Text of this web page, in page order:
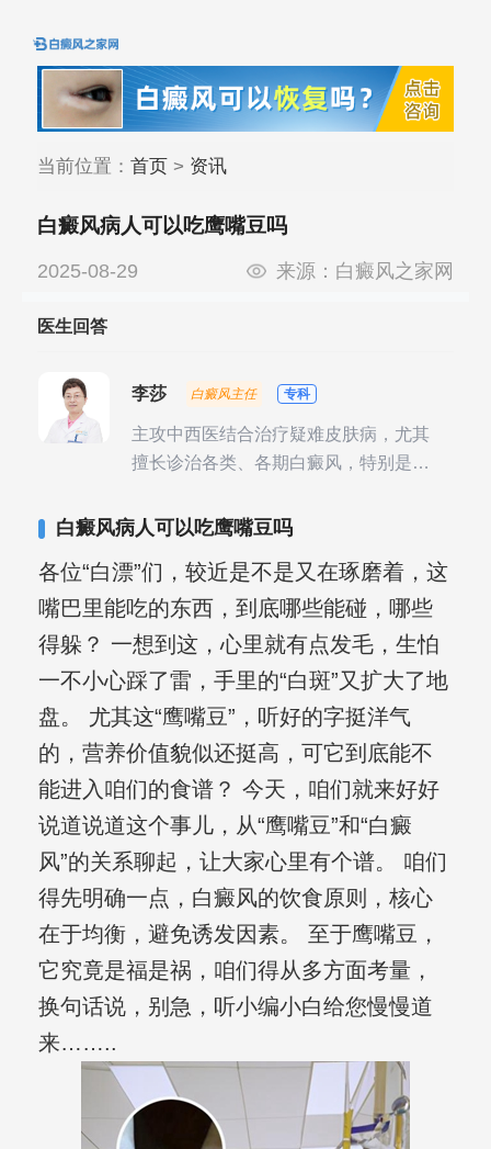
当前位置： 首页> 资讯
白癜风病人可以吃鹰嘴豆吗
2025-08-29 来源： 白癜风之家网
医生回答
李莎 白癜风主任 专科
主攻中西医结合治疗疑难皮肤病，尤其
擅长诊治各类、各期白癜风，特别是对
复发期;临床运用中医的辨证施治，理法
白癜风病人可以吃鹰嘴豆吗
各位“白漂”们，较近是不是又在琢磨着，这
嘴巴里能吃的东西，到底哪些能碰，哪些
得躲？ 一想到这，心里就有点发毛，生怕
一不小心踩了雷，手里的“白斑”又扩大了地
盘。 尤其这“鹰嘴豆”，听好的字挺洋气
的，营养价值貌似还挺高，可它到底能不
能进入咱们的食谱？ 今天，咱们就来好好
说道说道这个事儿，从“鹰嘴豆”和“白癜
风”的关系聊起，让大家心里有个谱。 咱们
得先明确一点，白癜风的饮食原则，核心
在于均衡，避免诱发因素。 至于鹰嘴豆，
它究竟是福是祸，咱们得从多方面考量，
换句话说，别急，听小编小白给您慢慢道
来……..